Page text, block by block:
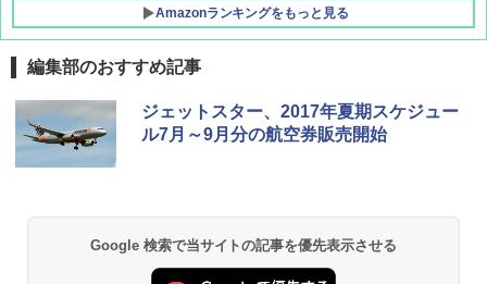
Amazonランキングをもっと見る
編集部のおすすめ記事
ジェットスター、2017年夏期スケジュー
ル7月～9月分の航空券販売開始
Google 検索で当サイトの記事を優先表示させる